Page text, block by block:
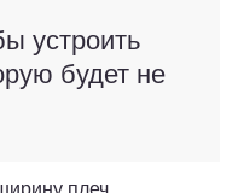
устроить
будет не